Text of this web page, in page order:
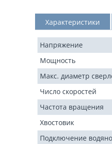
Характеристики
Напряжение
Мощность
Макс. диаметр
Число скоростей
Частота вращения
Хвостовик
Подключение